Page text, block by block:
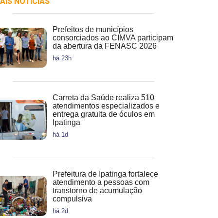
Prefeitos de municípios
consorciados ao CIMVA participam
da abertura da FENASC 2026
há 23h
Carreta da Saúde realiza 510
atendimentos especializados e
entrega gratuita de óculos em
Ipatinga
há 1d
Prefeitura de Ipatinga fortalece
atendimento a pessoas com
transtorno de acumulação
compulsiva
há 2d